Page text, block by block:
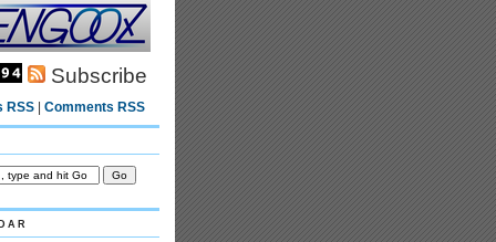
Subscribe
RSS| Comments RSS